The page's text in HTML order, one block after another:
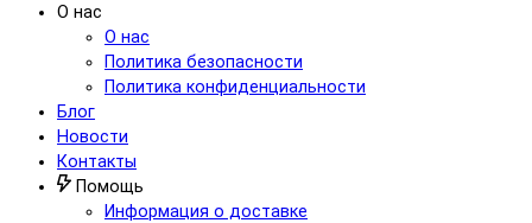
О нас
О нас
Политика безопасности
Политика конфиденциальности
Блог
Новости
Контакты
Помощь
Информация о доставке